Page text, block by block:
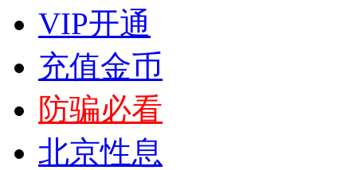
VIP开通
充值金币
防骗必看
北京性息